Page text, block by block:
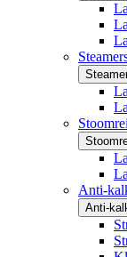
Anti-
Anti-